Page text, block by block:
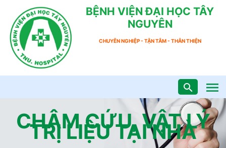
BỆNH VIỆN ĐẠI HỌC TÂY
NGUYÊN
CHUYÊN NGHIỆP - TẬN TÂM - THÂN THIỆN
CHÂM CỨU, VẬT LÝ
TRỊ LIỆU TẠI NHÀ